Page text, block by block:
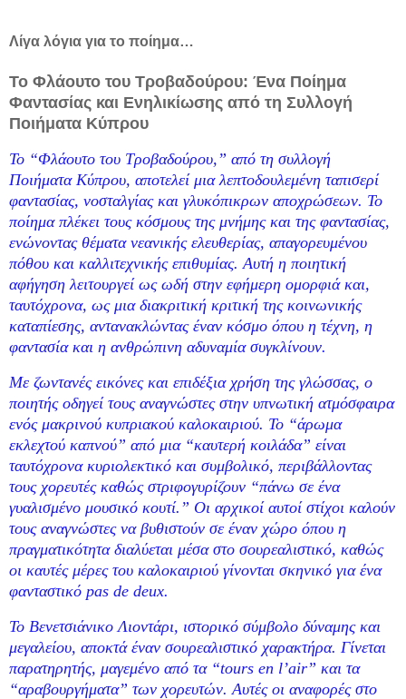
Λίγα λόγια για το ποίημα…
Το Φλάουτο του Τροβαδούρου: Ένα Ποίημα
Φαντασίας και Ενηλικίωσης από τη Συλλογή
Ποιήματα Κύπρου
Το “Φλάουτο του Τροβαδούρου,” από τη συλλογή
Ποιήματα Κύπρου, αποτελεί μια λεπτοδουλεμένη ταπισερί
φαντασίας, νοσταλγίας και γλυκόπικρων αποχρώσεων. Το
ποίημα πλέκει τους κόσμους της μνήμης και της φαντασίας,
ενώνοντας θέματα νεανικής ελευθερίας, απαγορευμένου
πόθου και καλλιτεχνικής επιθυμίας. Αυτή η ποιητική
αφήγηση λειτουργεί ως ωδή στην εφήμερη ομορφιά και,
ταυτόχρονα, ως μια διακριτική κριτική της κοινωνικής
καταπίεσης, αντανακλώντας έναν κόσμο όπου η τέχνη, η
φαντασία και η ανθρώπινη αδυναμία συγκλίνουν.
Με ζωντανές εικόνες και επιδέξια χρήση της γλώσσας, ο
ποιητής οδηγεί τους αναγνώστες στην υπνωτική ατμόσφαιρα
ενός μακρινού κυπριακού καλοκαιριού. Το “άρωμα
εκλεχτού καπνού” από μια “καυτερή κοιλάδα” είναι
ταυτόχρονα κυριολεκτικό και συμβολικό, περιβάλλοντας
τους χορευτές καθώς στριφογυρίζουν “πάνω σε ένα
γυαλισμένο μουσικό κουτί.” Οι αρχικοί αυτοί στίχοι καλούν
τους αναγνώστες να βυθιστούν σε έναν χώρο όπου η
πραγματικότητα διαλύεται μέσα στο σουρεαλιστικό, καθώς
οι καυτές μέρες του καλοκαιριού γίνονται σκηνικό για ένα
φανταστικό pas de deux.
Το Βενετσιάνικο Λιοντάρι, ιστορικό σύμβολο δύναμης και
μεγαλείου, αποκτά έναν σουρεαλιστικό χαρακτήρα. Γίνεται
παρατηρητής, μαγεμένο από τα “tours en l’air” και τα
“αραβουργήματα” των χορευτών. Αυτές οι αναφορές στο